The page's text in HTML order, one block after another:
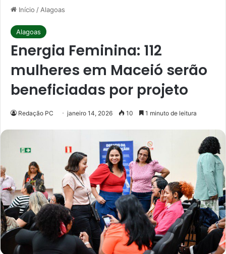
Início / Alagoas
Alagoas
Energia Feminina: 112
mulheres em Maceió serão
beneficiadas por projeto
Redação PC janeiro 14, 2026 10 1 minuto de leitura